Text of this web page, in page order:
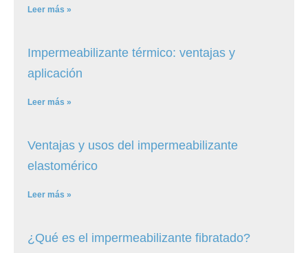
Leer más »
Impermeabilizante térmico: ventajas y
aplicación
Leer más »
Ventajas y usos del impermeabilizante
elastomérico
Leer más »
¿Qué es el impermeabilizante fibratado?